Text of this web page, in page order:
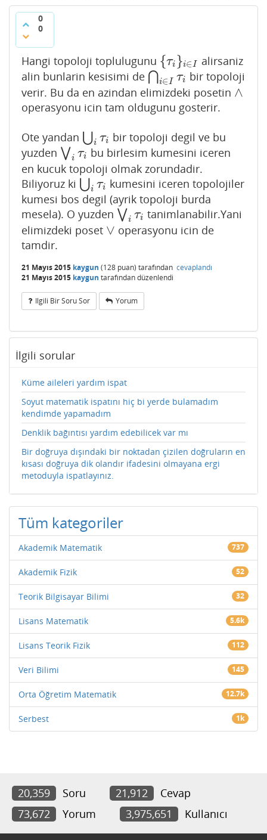
0
0
Hangi topoloji toplulugunu {τi }i∈I
{τi} i∈I
alirsaniz
alin bunlarin kesisimi de ⋂i∈I τi
⋂i∈ Iτi
bir topoloji
verir. Bu da en azindan elimizdeki posetin ∧
∧
operasyonu icin tam oldugunu gosterir.
Ote yandan ⋃i τi
⋃ iτ i
bir topoloji degil ve bu
yuzden ⋁i τi
⋁iτ i
bu birlesim kumesini iceren
en kucuk topoloji olmak zorundadir.
Biliyoruz ki ⋃i τi
⋃ iτ i
kumesini iceren topolojiler
kumesi bos degil (ayrik topoloji burda
mesela). O yuzden ⋁i τi
⋁iτ i
tanimlanabilir.Yani
elimizdeki poset ∨
∨ operasyonu icin de
tamdir.
21 Mayıs 2015 kaygun (128 puan) tarafından cevaplandı
21 Mayıs 2015 kaygun tarafındandüzenlendi
Ilgili Bir Soru Sor Yorum
İlgili sorular
Küme aileleri yardım ispat
Soyut matematik ispatını hiç bi yerde bulamadım
kendimde yapamadım
Denklik bağıntısı yardım edebilicek var mı
Bir doğruya dışındaki bir noktadan çizilen doğruların en
kısası doğruya dik olandır ifadesini olmayana ergi
metoduyla ispatlayınız.
Tüm kategoriler
Akademik Matematik 737
Akademik Fizik 52
Teorik Bilgisayar Bilimi 32
Lisans Matematik 5.6k
Lisans Teorik Fizik 112
Veri Bilimi 145
Orta Öğretim Matematik 12.7k
Serbest 1k
20,359 Soru 21,912
Cevap
73,672
Yorum 3,975,651 Kullanıcı